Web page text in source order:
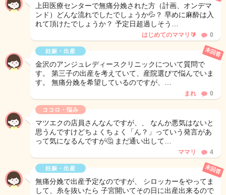
上田医療センターで無痛分娩された方（計画、オンデマ
ンド）どんな流れでしたでしょうか💦？ 早めに麻酔は入
れて頂けたでしょうか？ 予定日超過しそう…
はじめてのママリ🔰 0
妊娠・出産
金沢のアンジュレディースクリニックについて質問で
す。 第三子の出産を考えていて、産院選びで悩んでいま
す。 無痛分娩を希望しているのですが、…
未回答
まれ 0
ココロ・悩み
マツエクの店員さんなんですが、、 なんか悪気はないと
思うんですけどちょくちょく「ん？」っていう発言があ
って気になるんですが🤔 まだ通い出して…
ママリ 4
妊娠・出産
無痛分娩で出産予定なのですが、 シロッカーをやってま
して、糸を抜いたら 子宮開いてその日に出産出来るので
未回答